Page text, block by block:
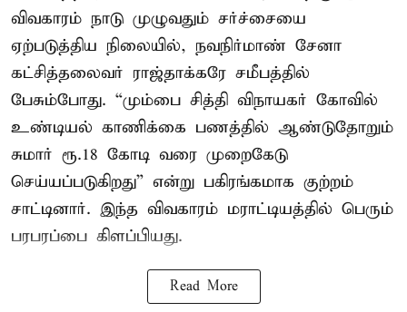
விவகாரம் நாடு முழுவதும் சர்ச்சையை
ஏற்படுத்திய நிலையில், நவநிர்மாண் சேனா
கட்சித்தலைவர் ராஜ்தாக்கரே சமீபத்தில்
பேசும்போது. “மும்பை சித்தி விநாயகர் கோவில்
உண்டியல் காணிக்கை பணத்தில் ஆண்டுதோறும்
சுமார் ரூ.18 கோடி வரை முறைகேடு
செய்யப்படுகிறது” என்று பகிரங்கமாக குற்றம்
சாட்டினார். இந்த விவகாரம் மராட்டியத்தில் பெரும்
பரபரப்பை கிளப்பியது.
Read More